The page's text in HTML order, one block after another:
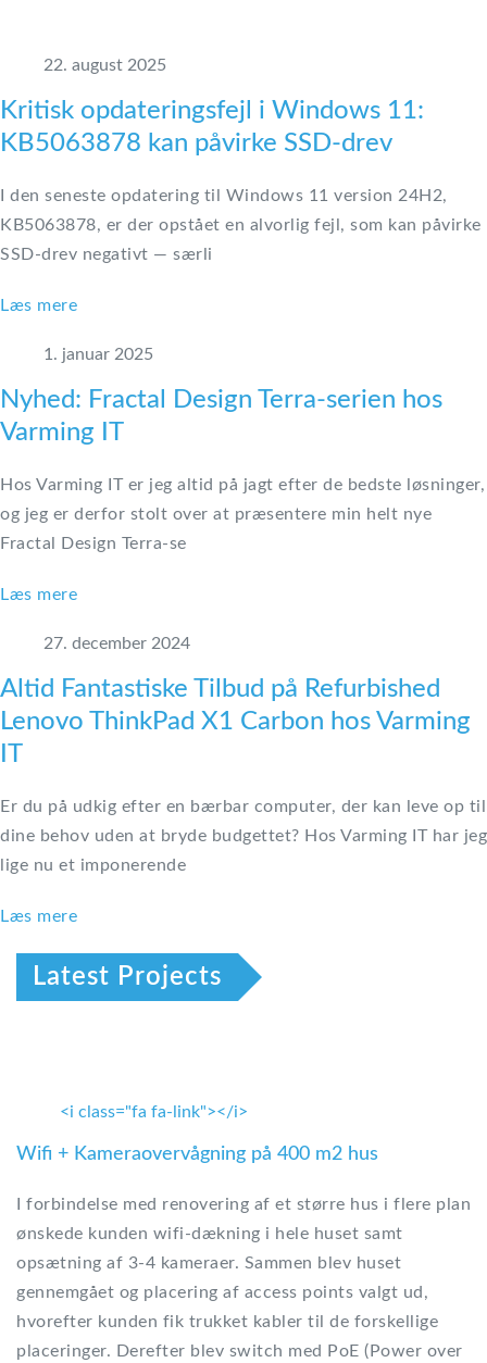
22. august 2025
Kritisk opdateringsfejl i Windows 11:
KB5063878 kan påvirke SSD-drev
I den seneste opdatering til Windows 11 version 24H2,
KB5063878, er der opstået en alvorlig fejl, som kan påvirke
SSD-drev negativt — særli
Læs mere
1. januar 2025
Nyhed: Fractal Design Terra-serien hos
Varming IT
Hos Varming IT er jeg altid på jagt efter de bedste løsninger,
og jeg er derfor stolt over at præsentere min helt nye
Fractal Design Terra-se
Læs mere
27. december 2024
Altid Fantastiske Tilbud på Refurbished
Lenovo ThinkPad X1 Carbon hos Varming
IT
Er du på udkig efter en bærbar computer, der kan leve op til
dine behov uden at bryde budgettet? Hos Varming IT har jeg
lige nu et imponerende
Læs mere
Latest Projects
<i class="fa fa-link"></i>
Wifi + Kameraovervågning på 400 m2 hus
I forbindelse med renovering af et større hus i flere plan
ønskede kunden wifi-dækning i hele huset samt
opsætning af 3-4 kameraer. Sammen blev huset
gennemgået og placering af access points valgt ud,
hvorefter kunden fik trukket kabler til de forskellige
placeringer. Derefter blev switch med PoE (Power over